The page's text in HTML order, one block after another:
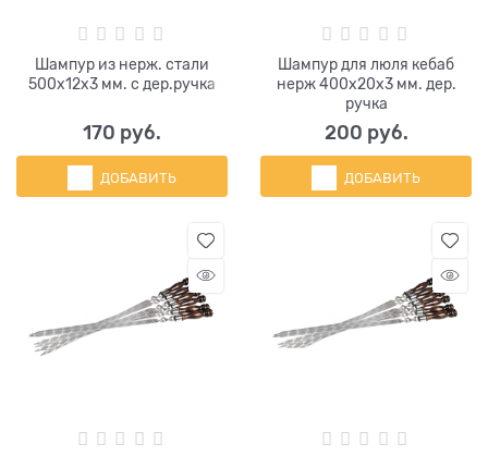
Шампур из нерж. стали
500х12х3 мм. с дер.ручка
170 руб.
ДОБАВИТЬ
Шампур для люля кебаб
нерж 400х20х3 мм. дер.
ручка
200 руб.
ДОБАВИТЬ